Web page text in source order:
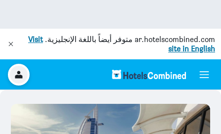
ar.hotelscombined.com متوفر أيضاً باللغة الإنجليزية.Visit
site in English